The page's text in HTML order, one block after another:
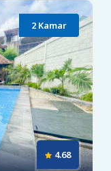
2 Kamar
4.68